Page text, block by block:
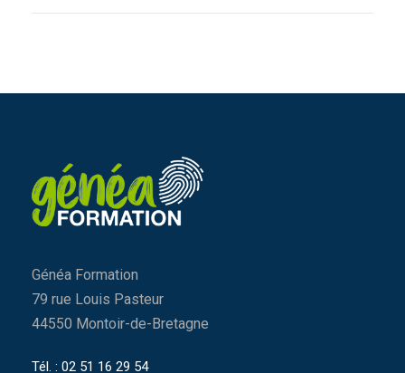
Généa Formation
79 rue Louis Pasteur
44550 Montoir-de-Bretagne
Tél. : 02 51 16 29 54